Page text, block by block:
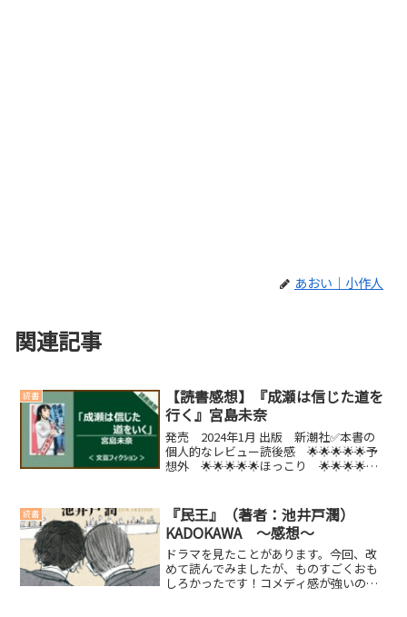
あおい｜小作人
関連記事
読書
【読書感想】『成瀬は信じた道を
行く』宮島未奈
発売 2024年1月 出版 新潮社✅本書の
個人的なレビュー読後感 🌟🌟🌟🌟🌟予
想外 🌟🌟🌟🌟🌟ほっこり 🌟🌟🌟🌟笑
賀県のことが好きな人・おもしろい系の
本が読みたい人(f...
読書
『民王』（著者：池井戸潤）
KADOKAWA ～感想～
ドラマを見たことがあります。今回、改
めて読んでみましたが、ものすごくおも
しろかったです！コメディ感が強いので